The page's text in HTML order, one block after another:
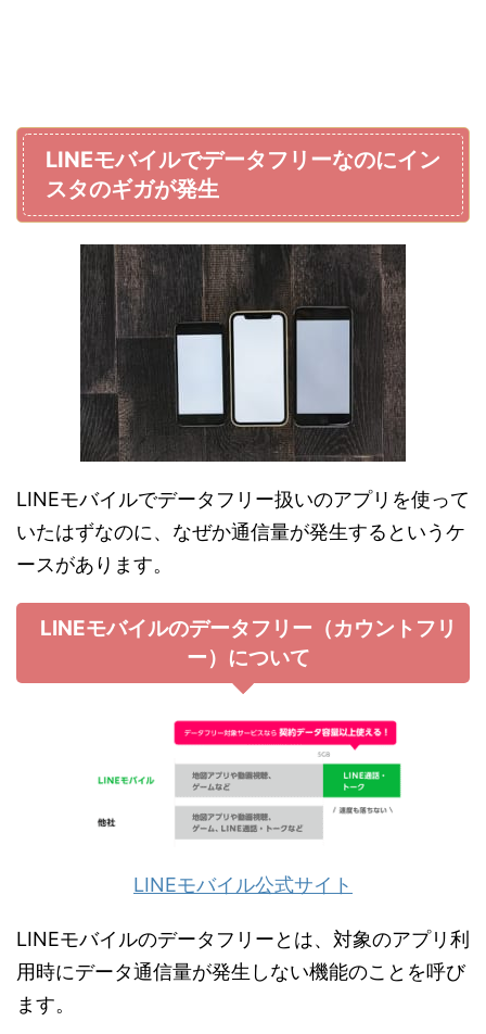
LINEモバイルでデータフリーなのにイン
スタのギガが発生
LINEモバイルでデータフリー扱いのアプリを使って
いたはずなのに、なぜか通信量が発生するというケ
ースがあります。
LINEモバイルのデータフリー（カウントフリ
ー）について
LINEモバイル公式サイト
LINEモバイルのデータフリーとは、対象のアプリ利
用時にデータ通信量が発生しない機能のことを呼び
ます。